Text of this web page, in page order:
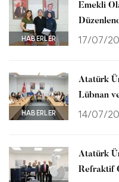
HABERLER
Emekli
17/07/
HABERLER
Atatürk
Lübnan
14/07/
Atatürk
Refraktif